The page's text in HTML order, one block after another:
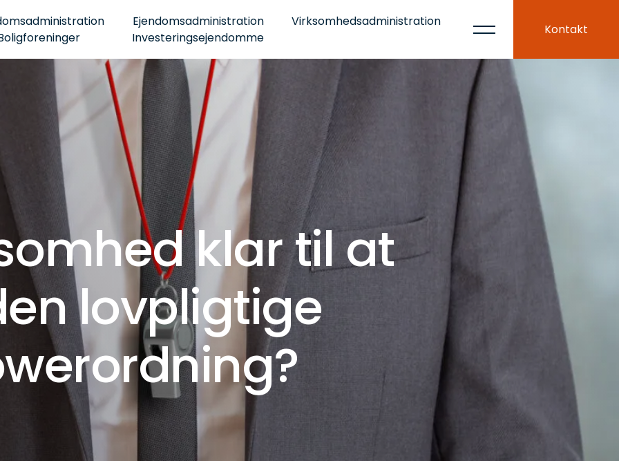
Ejendomsadministration
Investeringsejendomme
Virksomhedsadministration
Kontakt
klar til at
lovpligtige